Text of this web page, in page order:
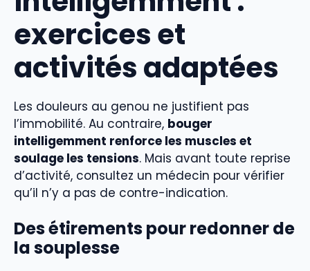
exercices et
activités adaptées
Les douleurs au genou ne justifient pas
l’immobilité. Au contraire, bouger
intelligemment renforce les muscles et
soulage les tensions. Mais avant toute reprise
d’activité, consultez un médecin pour vérifier
qu’il n’y a pas de contre-indication.
Des étirements pour redonner de
la souplesse